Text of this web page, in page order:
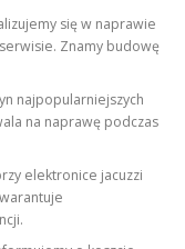
się w naprawie
Znamy budowę
najpopularniejszych
na naprawę podczas
elektronice jacuzzi